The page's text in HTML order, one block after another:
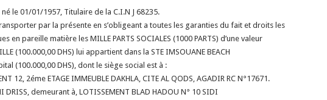
le 01/01/1957, Titulaire de la C.I.N J 68235.
par la présente en s’obligeant a toutes les garanties du fait et droits les
en pareille matière les MILLE PARTS SOCIALES (1000 PARTS) d’une valeur
(100.000,00 DHS) lui appartient dans la STE IMSOUANE BEACH
(100.000,00 DHS), dont le siège social est à :
12, 2éme ETAGE IMMEUBLE DAKHLA, CITE AL QODS, AGADIR RC N°17671.
DRISS, demeurant à, LOTISSEMENT BLAD HADOU N° 10 SIDI